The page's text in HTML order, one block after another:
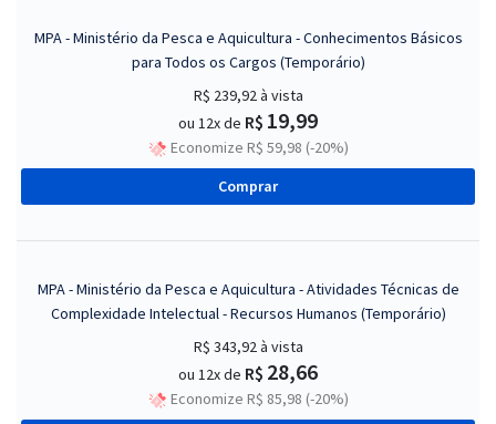
MPA - Ministério da Pesca e Aquicultura - Conhecimentos Básicos
para Todos os Cargos (Temporário)
R$ 239,92à vista
ou 12x de R$ 19,99
Economize R$ 59,98 (-20%)
Comprar
MPA - Ministério da Pesca e Aquicultura - Atividades Técnicas de
Complexidade Intelectual - Recursos Humanos (Temporário)
R$ 343,92à vista
ou 12x de R$ 28,66
Economize R$ 85,98 (-20%)